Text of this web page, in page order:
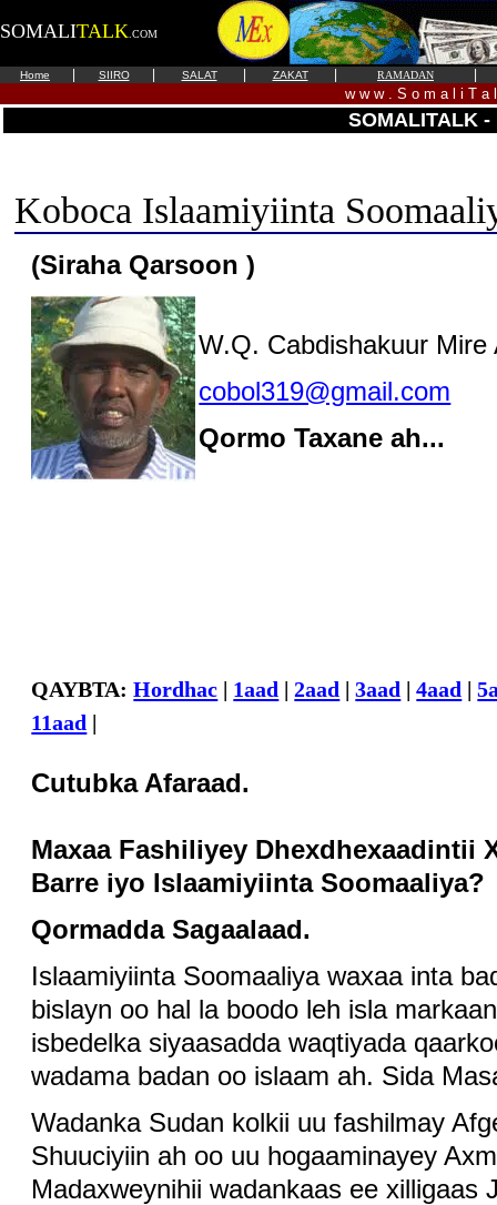
SOMALITALK .COM
Home SIIRO SALAT ZAKAT RAMADAN
w w w . S o m a l i T a
SOMALITALK -
Koboca Islaamiyiinta
(Siraha Qarsoon )
W.Q. Cabdishakuur Mire
cobol319@gmail.com
Qormo Taxane ah...
QAYBTA:Hordhac | 1aad |2aad |3aad |4aad |
11aad |
Cutubka Afaraad.
Maxaa Fashiliyey Dhexdhexaadintii
Barre iyo Islaamiyiinta Soomaaliya?
Qormadda Sagaalaad.
Islaamiyiinta Soomaaliya waxaa inta
bislayn oo hal la boodo leh isla
isbedelka siyaasadda waqtiyada
wadama badan oo islaam ah. Sida
Wadanka Sudan kolkii uu fashilmay
Shuuciyiin ah oo uu hogaaminayey
Madaxweynihii wadankaas ee xilligaas